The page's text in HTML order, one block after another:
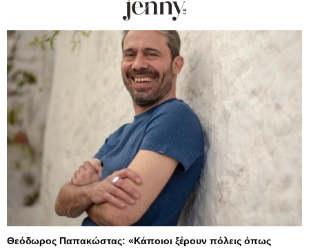
Θεόδωρος Παπακώστας: «Κάποιοι ξέρουν πόλεις όπως